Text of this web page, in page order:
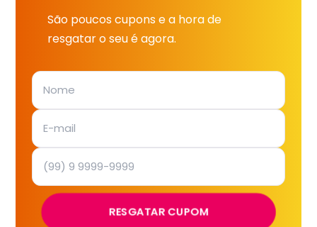
São poucos cupons e a hora de
resgatar o seu é agora.
RESGATAR CUPOM